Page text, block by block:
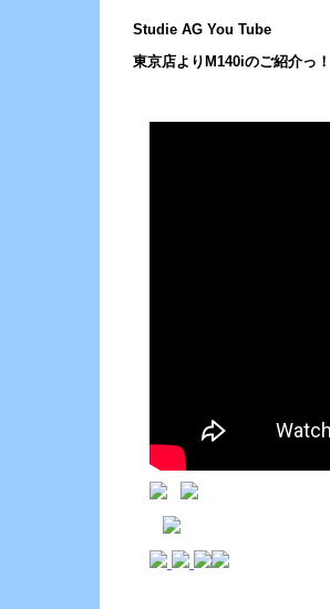
Studie AG You Tube
東京店よりM140iのご紹介っ！